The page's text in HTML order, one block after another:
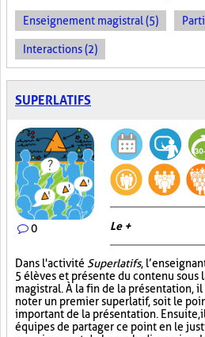
Enseignement magistral (5)
Interactions (2)
SUPERLATIFS
0 Le +
Dans l'activité Superlatifs,
5 élèves et présente du contenu sous
magistral. À la fin de la présentation, il
noter un premier superlatif, soit le
important de la présentation. Ensuite,
équipes de partager ce point en le